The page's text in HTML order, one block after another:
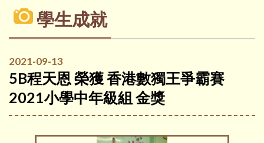
學生成就
2021-09-13
5B程天恩 榮獲 香港數獨王爭霸賽
2021小學中年級組 金獎